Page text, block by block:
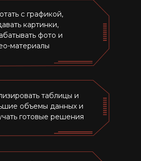
с графикой,
картинки,
фото и
материалы
таблицы и
объемы данных и
готовые решения